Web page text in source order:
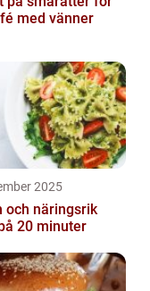
med vänner
2025
och näringsrik
20 minuter